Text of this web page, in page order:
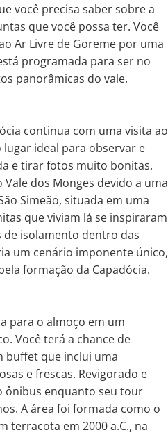
você precisa saber sobre a
que você possa ter. Você
Ar Livre de Goreme por uma
programada para ser no
panorâmicas do vale.
continua com uma visita ao
lugar ideal para observar e
e tirar fotos muito bonitas.
dos Monges devido a uma
Simeão, situada em uma
que viviam lá se inspiraram
de isolamento dentro das
um cenário imponente único,
formação da Capadócia.
para o almoço em um
Você terá a chance de
buffet que inclui uma
e frescas. Revigorado e
ônibus enquanto seu tour
A área foi formada como o
terracota em 2000 a.C., na